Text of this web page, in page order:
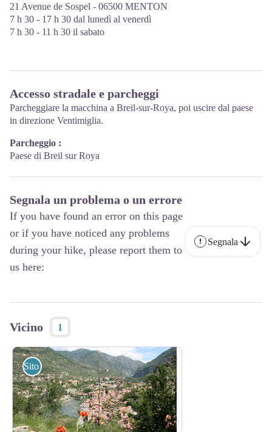
21 Avenue de Sospel - 06500 MENTON
7 h 30 - 17 h 30 dal lunedì al venerdì
7 h 30 - 11 h 30 il sabato
Accesso stradale e parcheggi
Parcheggiare la macchina a Breil-sur-Roya, poi uscire dal paese
in direzione Ventimiglia.
Parcheggio :
Paese di Breil sur Roya
Segnala un problema o un errore
If you have found an error on this page
or if you have noticed any problems
during your hike, please report them to
us here:
Segnala
Vicino 1
Sito informativo